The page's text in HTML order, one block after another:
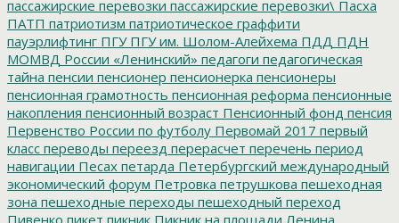
пассажирские перевозки пассажирские перевозки\ Пасха
ПАТП патриотизм патриотическое граффити
пауэрлифтинг ПГУПГУ им. Шолом-Алейхема ПДД ПДН
МОМВД России «Ленинский» педагоги педагогическая
тайна пенсии пенсионер пенсионерка пенсионеры
пенсионная грамотность пенсионная реформа пенсионные
накопления пенсионный возраст Пенсионный фонд пенсия
Первенство России по футболу Первомай 2017 первый
класс переводы переезд перерасчет перечень период
навигации Песах петарда Петербургский международный
экономический форум Петровка петрушкова пешеходная
зона пешеходные переходы пешеходный переход
Пивенко пикет пикник Пикник на площади Ленина